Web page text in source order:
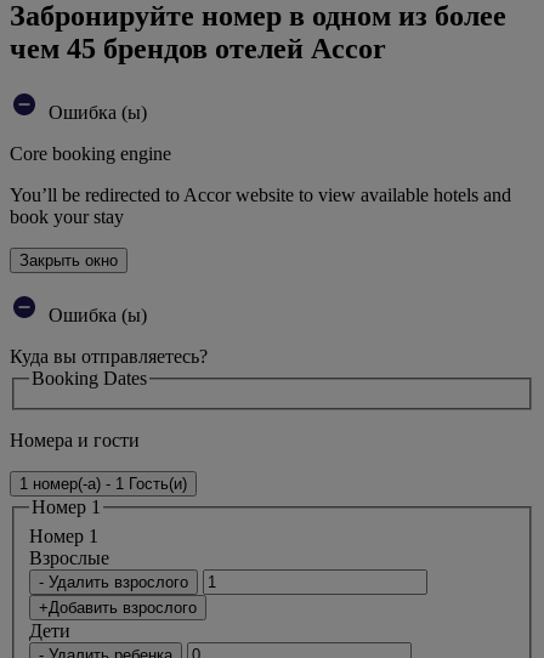
Забронируйте номер в одном из более
чем 45 брендов отелей Accor
Ошибка (ы)
Core booking engine
You’ll be redirected to Accor website to view available hotels and
book your stay
Закрыть окно
Ошибка (ы)
Куда вы отправляетесь?
Booking Dates
Номера и гости
1 номер(-а) - 1 Гость(и)
Номер 1
Номер 1
Bзрослые
- Удалить взрослого
+Добавить взрослого
Дети